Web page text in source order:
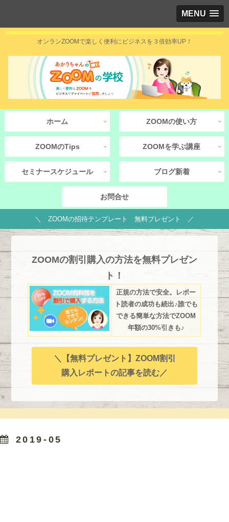
MENU
オンランZOOMで楽しく便利にビジネスを３倍効率UP！
ホーム ZOOMの使い方
ZOOMのTips ZOOMを学ぶ講座
セミナースケジュール ブログ新着
お問合せ
＼ ZOOMの招待テンプレート 無料プレゼント ／
ZOOMの割引購入の方法を無料プレゼン
ト！
正規の方法で安全。レポー
ト読者の成功も続出♪誰でも
できる簡単な方法でZOOM
年額の30%引きも♪
＼【無料プレゼント】ZOOM割引
購入レポートの記事を読む／
2019-05